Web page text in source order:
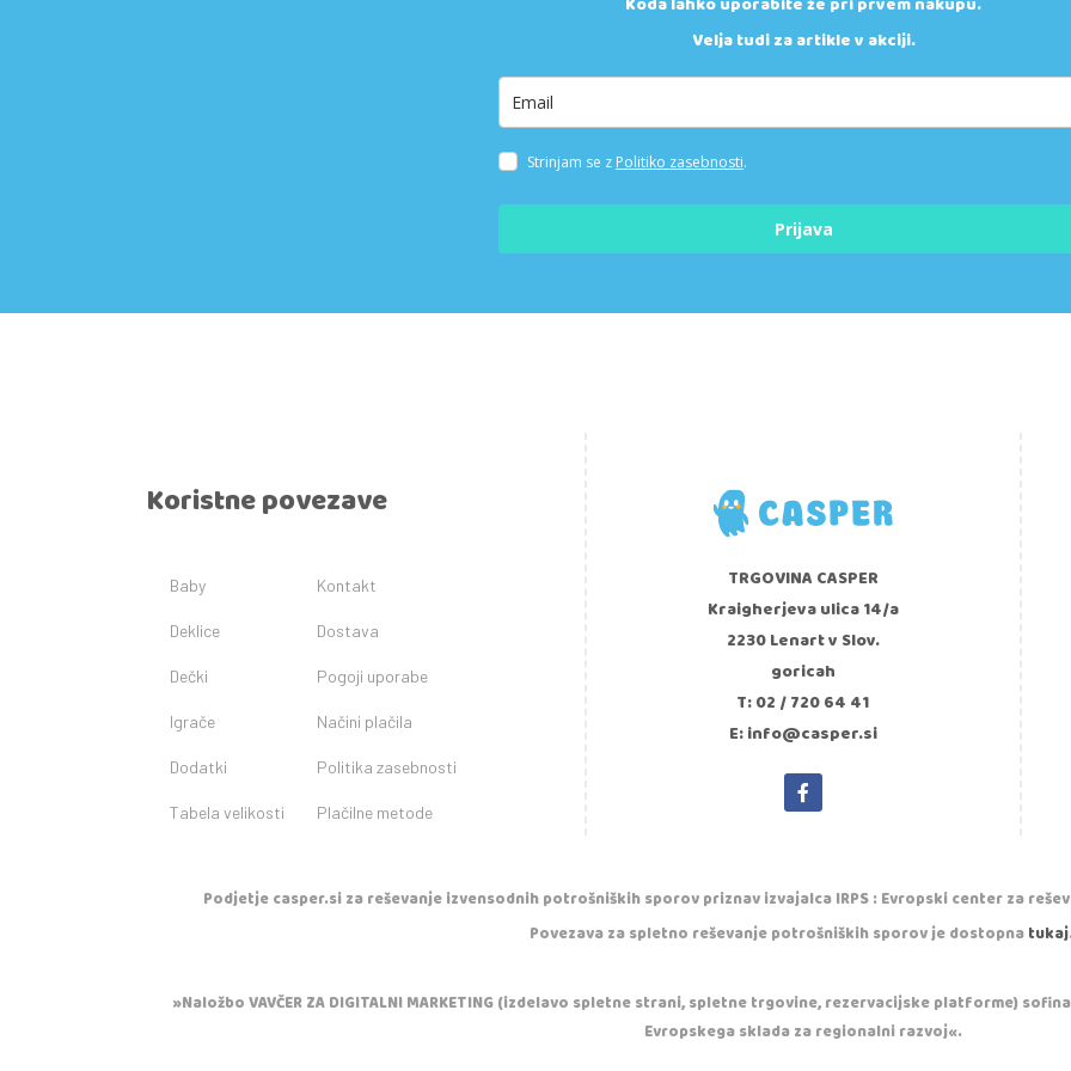
Velja tudi za artikle v akciji.
Strinjam se z Politiko zasebnosti.
Prijava
Koristne povezave
Baby
Deklice
Dečki
Igrače
Dodatki
Tabela velikosti
Kontakt
Dostava
Pogoji uporabe
Načini plačila
Politika zasebnosti
Plačilne metode
TRGOVINA CASPER
Kraigherjeva ulica 14/a
2230 Lenart v Slov.
goricah
T: 02 / 720 64 41
E: info@casper.si
Podjetje casper.si za reševanje izvensodnih potrošniških sporov priznav izvajalca IRPS : Evropski center za
Povezava za spletno reševanje potrošniških sporov je dostopnatukaj.
»Naložbo VAVČER ZA DIGITALNI MARKETING (izdelavo spletne strani, spletne trgovine, rezervacijske platforme)
Evropskega sklada za regionalni razvoj«.